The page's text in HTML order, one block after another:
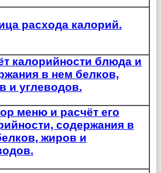
расхода калорий.
калорийности блюда и
в нем белков,
и углеводов.
меню и расчёт его
содержания в
жиров и